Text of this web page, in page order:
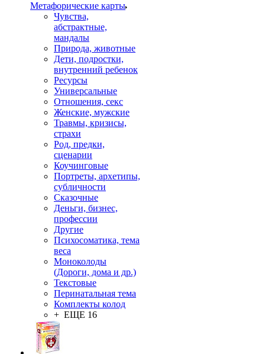
Mетафорические карты
Чувства,
абстрактные,
мандалы
Природа, животные
Дети, подростки,
внутренний ребенок
Ресурсы
Универсальные
Отношения, секс
Женские, мужские
Травмы, кризисы,
страхи
Род, предки,
сценарии
Коучинговые
Портреты, архетипы,
субличности
Сказочные
Деньги, бизнес,
профессии
Другие
Психосоматика, тема
веса
Моноколоды
(Дороги, дома и др.)
Текстовые
Перинатальная тема
Комплекты колод
+ ЕЩЕ 16